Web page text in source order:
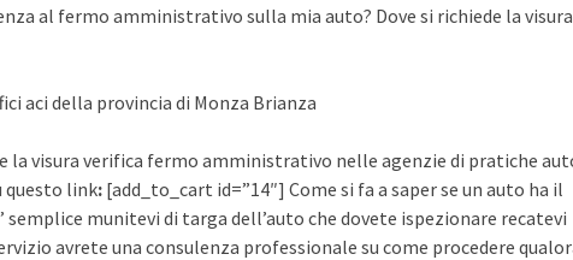
al fermo amministrativo sulla mia auto? Dove si richiede la visura
aci della provincia di Monza Brianza
visura verifica fermo amministrativo nelle agenzie di pratiche
questo link: [add_to_cart id=”14″] Come si fa a saper se un auto ha il
munitevi di targa dell’auto che dovete ispezionare recatevi
avrete una consulenza professionale su come procedere